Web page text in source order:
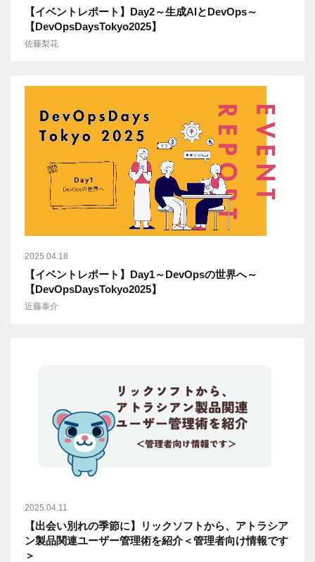
【イベントレポート】Day2～生成AIとDevOps～
【DevOpsDaysTokyo2025】
佐藤梨花
2025.04.18
【イベントレポート】Day1～DevOpsの世界へ～
【DevOpsDaysTokyo2025】
近藤泰介
2025.04.11
【出会い別れの季節に】リックソフトから、アトラシア
ン製品関連ユーザー管理術を紹介＜管理者向け情報です
＞